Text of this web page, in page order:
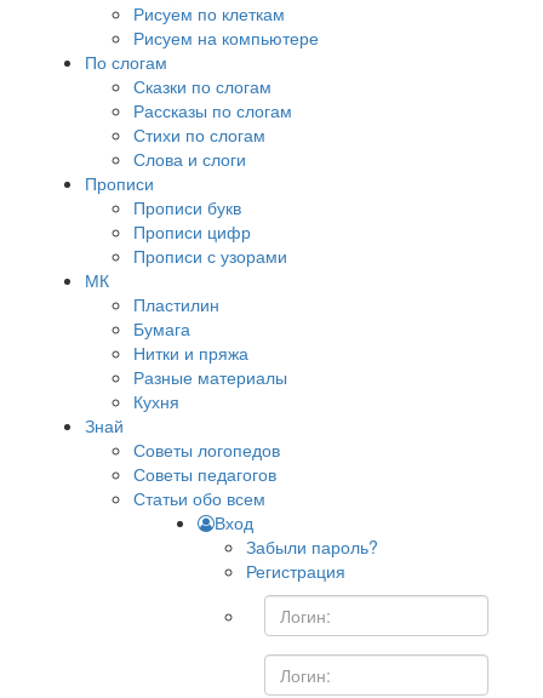
Рисуем по клеткам
Рисуем на компьютере
По слогам
Сказки по слогам
Рассказы по слогам
Стихи по слогам
Слова и слоги
Прописи
Прописи букв
Прописи цифр
Прописи с узорами
МК
Пластилин
Бумага
Нитки и пряжа
Разные материалы
Кухня
Знай
Советы логопедов
Советы педагогов
Статьи обо всем
Вход
Забыли пароль?
Регистрация